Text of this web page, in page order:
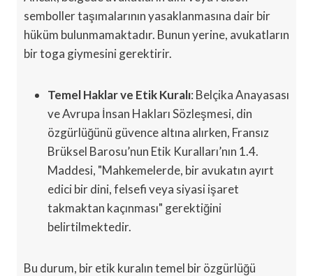
semboller taşımalarının yasaklanmasına dair bir
hüküm bulunmamaktadır. Bunun yerine, avukatların
bir toga giymesini gerektirir.
Temel Haklar ve Etik Kuralı: Belçika Anayasası
ve Avrupa İnsan Hakları Sözleşmesi, din
özgürlüğünü güvence altına alırken, Fransız
Brüksel Barosu’nun Etik Kuralları’nın 1.4.
Maddesi, "Mahkemelerde, bir avukatın ayırt
edici bir dini, felsefi veya siyasi işaret
takmaktan kaçınması" gerektiğini
belirtilmektedir.
Bu durum, bir etik kuralın temel bir özgürlüğü